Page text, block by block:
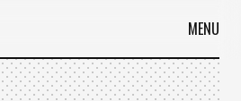
MENU